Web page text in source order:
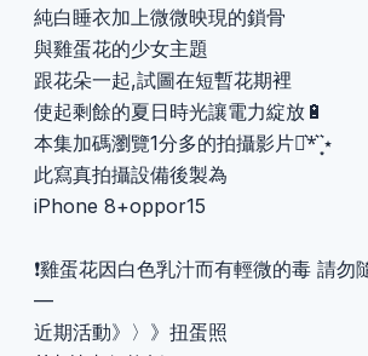
純白睡衣加上微微映現的鎖骨
與雞蛋花的少女主題
跟花朵一起,試圖在短暫花期裡
使起剩餘的夏日時光讓電力綻放🔋
本集加碼瀏覽1分多的拍攝影片‪︎⋆͛*͛ ͙͛⋆
此寫真拍攝設備後製為
iPhone 8+oppor15
❗️雞蛋花因白色乳汁而有輕微的毒 請勿
—
近期活動》〉》扭蛋照